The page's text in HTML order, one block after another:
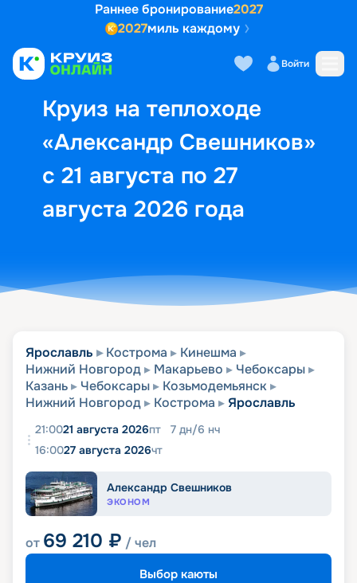
Раннее бронирование2027
2027миль каждому
Войти
Круиз на теплоходе
«Александр Свешников»
с 21 августа по 27
августа 2026 года
Выбор кают Маршрут и
Ярославль Кострома
Кинешма
Нижний Новгород
Макарьево
Чебоксары
Казань
Чебоксары
Козьмодемьянск
Нижний Новгород
Кострома Ярославль
21:0021 августа 2026пт 7 дн/6 нч
16:0027 августа 2026чт
Александр Свешников
ЭКОНОМ
от 69 210 ₽ / чел
Выбор каюты